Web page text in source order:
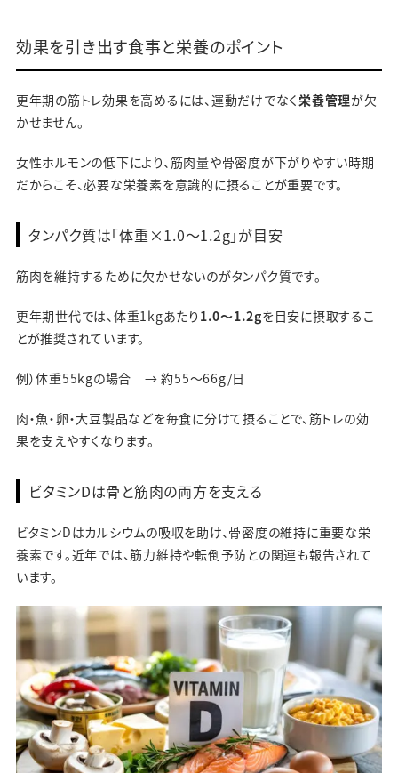
効果を引き出す食事と栄養のポイント
更年期の筋トレ効果を高めるには、運動だけでなく 栄養管理が欠
かせません。
女性ホルモンの低下により、筋肉量や骨密度が下がりやすい時期
だからこそ、必要な栄養素を意識的に摂ることが重要です。
タンパク質は「体重×1.0〜1.2g」が目安
筋肉を維持するために欠かせないのがタンパク質です。
更年期世代では、体重1kgあたり 1.0〜1.2gを目安に摂取するこ
とが推奨されています。
例）体重55kgの場合 → 約55〜66g/日
肉・魚・卵・大豆製品などを毎食に分けて摂ることで、筋トレの効
果を支えやすくなります。
ビタミンDは骨と筋肉の両方を支える
ビタミンDはカルシウムの吸収を助け、骨密度の維持に重要な栄
養素です。近年では、筋力維持や転倒予防との関連も報告されて
います。